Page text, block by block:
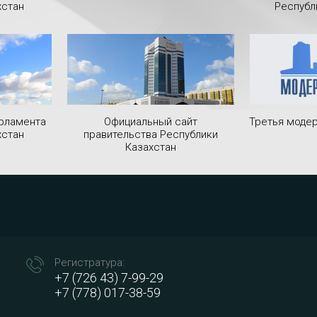
Официальный сайт
правительства Республики
Казахстан
Третья
Регистратура:
+7 (726 43) 7-99-29
+7 (778) 017-38-59